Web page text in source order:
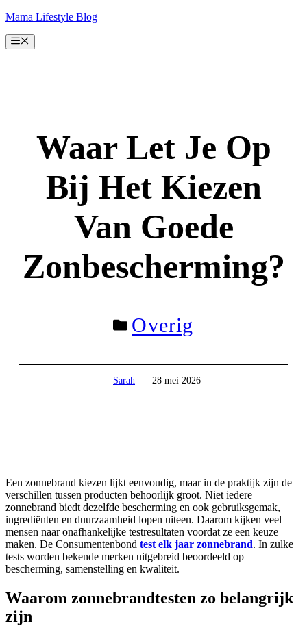
Ga
de
inhoud
Mama Lifestyle Blog
Menu
Waar Let Je Op
Bij Het Kiezen
Van Goede
Zonbescherming?
Overig
Sarah 28 mei 2026
Een zonnebrand kiezen lijkt eenvoudig, maar in de praktijk zijn de
verschillen tussen producten behoorlijk groot. Niet iedere
zonnebrand biedt dezelfde bescherming en ook gebruiksgemak,
ingrediënten en duurzaamheid lopen uiteen. Daarom kijken veel
mensen naar onafhankelijke testresultaten voordat ze een keuze
maken. De Consumentenbond test elk jaar zonnebrand. In zulke
tests worden bekende merken uitgebreid beoordeeld op
bescherming, samenstelling en kwaliteit.
Waarom zonnebrandtesten zo belangrijk
zijn